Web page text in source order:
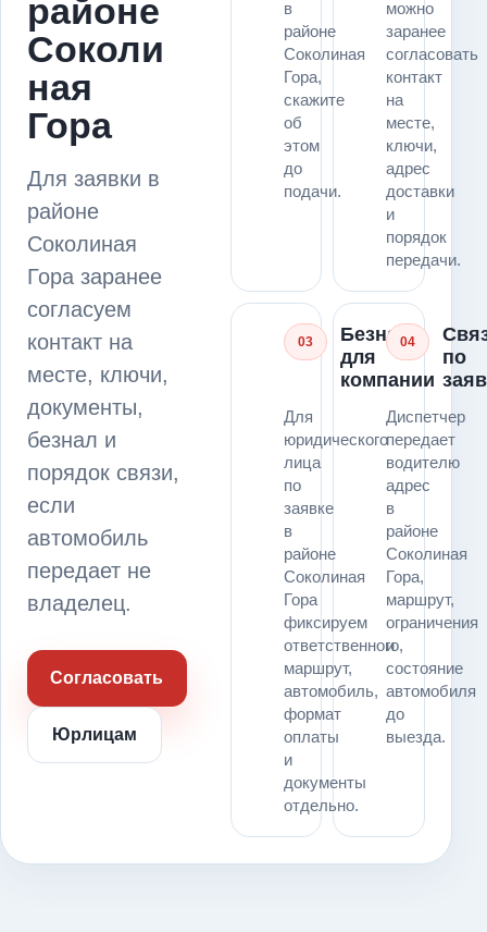
районе
Соколи
ная
Гора
Для заявки в
районе
Соколиная
Гора заранее
согласуем
контакт на
месте, ключи,
документы,
безнал и
порядок связи,
если
автомобиль
передает не
владелец.
Согласовать
Юрлицам
в
районе
Соколиная
Гора,
скажите
об
этом
до
подачи.
можно
заранее
согласовать
контакт
на
месте,
ключи,
адрес
доставки
и
порядок
передачи.
03
Безнал
для
компании
Для
юридического
лица
по
заявке
в
районе
Соколиная
Гора
фиксируем
ответственного,
маршрут,
автомобиль,
формат
оплаты
и
документы
отдельно.
04
по
Диспетчер
передает
водителю
адрес
в
районе
Соколиная
Гора,
маршрут,
ограничения
и
состояние
автомобиля
до
выезда.